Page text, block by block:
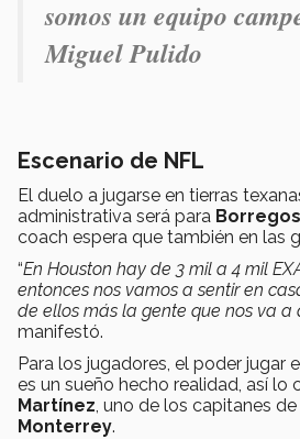
somos un equipo
Miguel Pulido
Escenario de NFL
El duelo a jugarse en tierras
administrativa será para
coach espera que también en las
“En Houston hay de 3 mil a 4 mil
entonces nos vamos a sentir en
de ellos más la gente que nos va a
manifestó.
Para los jugadores, el poder jugar
es un sueño hecho realidad, así lo
Martínez, uno de los capitanes de
Monterrey.